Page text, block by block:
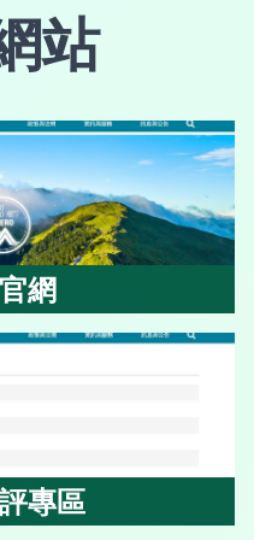
站
境部官網
網
境部環評專區
專區